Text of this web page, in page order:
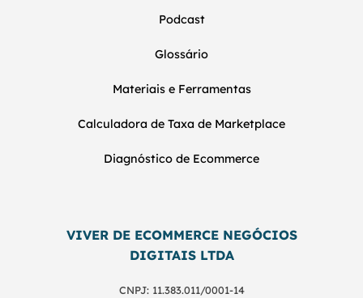
Podcast
Glossário
Materiais e Ferramentas
Calculadora de Taxa de Marketplace
Diagnóstico de Ecommerce
VIVER DE ECOMMERCE NEGÓCIOS
DIGITAIS LTDA
CNPJ: 11.383.011/0001-14